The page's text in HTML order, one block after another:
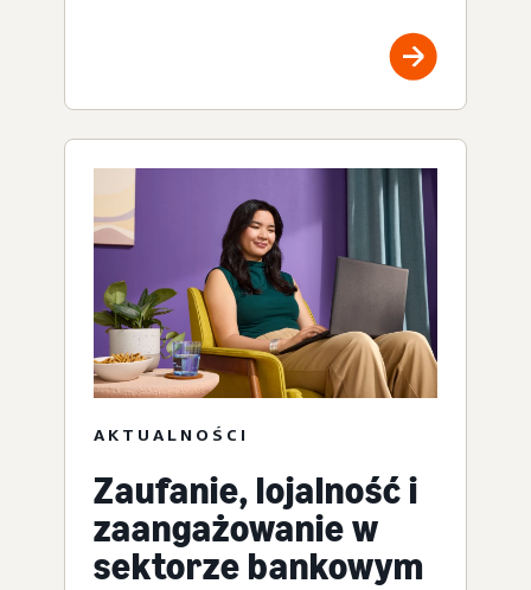
AKTUALNOŚCI
Zaufanie, lojalność i
zaangażowanie w
sektorze bankowym